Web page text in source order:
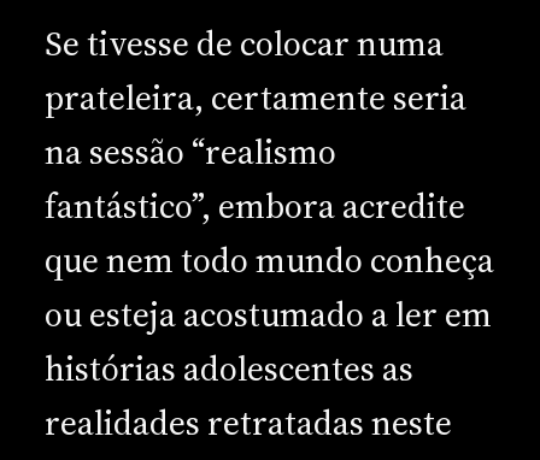
Se tivesse de colocar numa
prateleira, certamente seria
na sessão “realismo
fantástico”, embora acredite
que nem todo mundo conheça
ou esteja acostumado a ler em
histórias adolescentes as
realidades retratadas neste